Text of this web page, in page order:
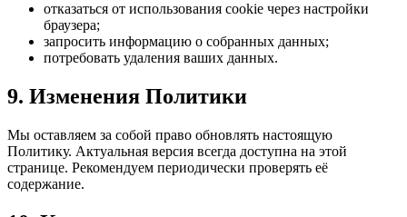
отказаться от использования cookie через настройки
браузера;
запросить информацию о собранных данных;
потребовать удаления ваших данных.
9. Изменения Политики
Мы оставляем за собой право обновлять настоящую
Политику. Актуальная версия всегда доступна на этой
странице. Рекомендуем периодически проверять её
содержание.